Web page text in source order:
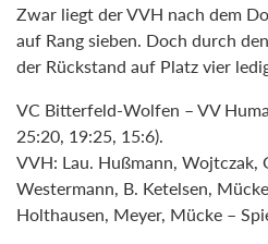
Zwar liegt der VVH nach dem
auf Rang sieben. Doch durch
der Rückstand auf Platz vier
VC Bitterfeld-Wolfen – VV
25:20, 19:25, 15:6).
VVH: Lau. Hußmann, Wojtczak,
Westermann, B. Ketelsen,
Holthausen, Meyer, Mücke –